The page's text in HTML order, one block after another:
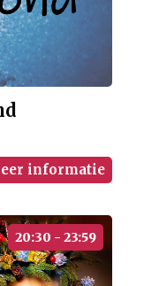
informatie
20:30 - 23:59